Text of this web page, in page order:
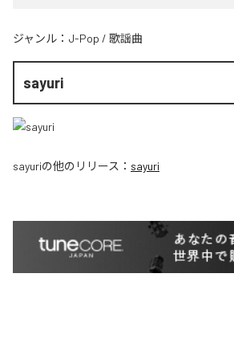
ジャンル： J-Pop / 歌謡曲
sayuri
sayuriの他のリリース： sayuri